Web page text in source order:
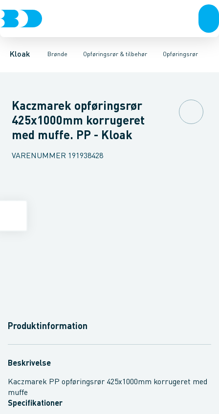
Kloak Brønde
Rør & fittingsBrønde BrøndgodsLinjeafvandingTanke,
Opføringsrør & tilbehør
Rense & inspektions brøndeOpføringsrør & tilbehør
Opføringsrør
OpføringsrørTætningsringeLågBundeMuffer Reduktioner
Kaczmarek opføringsrør
425x1000mm korrugeret
med muffe. PP - Kloak
VARENUMMER 191938428
Produktinformation
Beskrivelse
Kaczmarek PP opføringsrør 425x1000mm korrugeret med
muffe
Specifikationer